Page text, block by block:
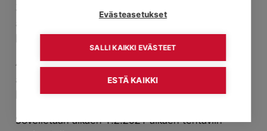
3. Peruutus alle 1 viikko koulutuksen
alkamispäivästä, laskutetaan 75 % koulutuksen
4. Peruutus alle 72 tuntia ennen koulutuksen
alkamisajankohtaa, laskutetaan 100 % koulutuksen
hinnasta.
Sovelletaan alkaen 1.2.2021 alkaen tehtäviin
Evästeasetukset
SALLI KAIKKI EVÄSTEET
ESTÄ KAIKKI